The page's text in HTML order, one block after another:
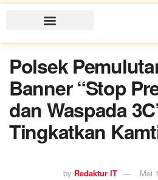
Polsek
Banner “Stop
dan Waspada
Tingkatkan
by Redaktur IT Mei